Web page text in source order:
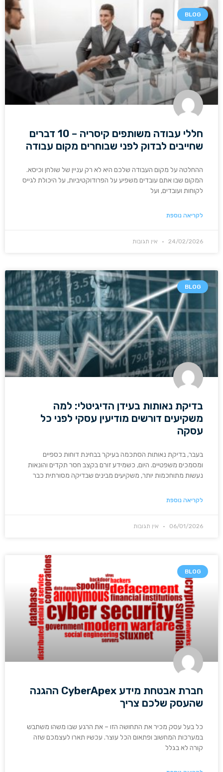
BLOG
חללי עבודה משותפים קיסריה – 10 דברים
שחייבים לבדוק לפני שבוחרים מקום עבודה
ההחלטה על מקום העבודה שלכם היא לא רק עניין של שולחן וכיסא.
המקום שבו אתם עובדים משפיע על הפרודוקטיביות, על היכולת לגייס
לקוחות ועובדים, ועל
לקריאה נוספת
24/02/2026 אין תגובות
BLOG
בדיקת נאותות בעידן הדיגיטלי: למה
משקיעים דורשים מודיעין עסקי לפני כל
עסקה
בעבר, בדיקת נאותות הסתכמה בעיקר בבחינת דוחות כספיים
ומסמכים משפטיים. היום, כשמידע זורם בקצב חסר תקדים והונאות
נעשות מתוחכמות יותר, משקיעים מבינים שבדיקה מסורתית כבר
לקריאה נוספת
06/01/2026 אין תגובות
BLOG
חברת אבטחת מידע CyberApex ההגנה
שהעסק שלכם צריך
כל בעל עסק מכיר את התחושה הזו – את הרגע שבו משהו משתבש
במערכות המחשוב ופתאום הכל עוצר. עכשיו תארו לעצמכם שזה
קורה לא בגלל